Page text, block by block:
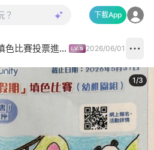
下載App
「我的Chill賞假期」填色比賽投票進行中✅ 2026/06/01
1/3